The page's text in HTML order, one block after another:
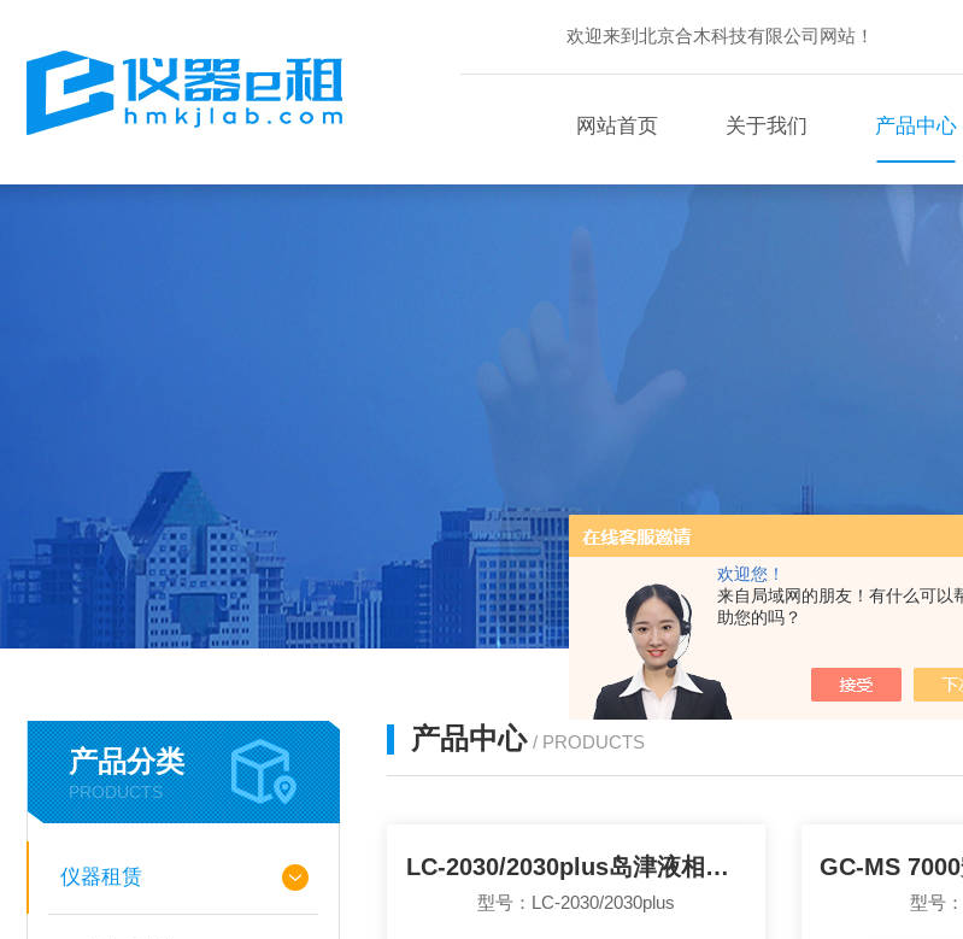
欢迎您！
来自局域网的朋友！有什么可以
助您的吗？
欢迎来到北京合木科技有限公司网站！
网站首页 关于我们 产品中心
产品分类
PRODUCTS
仪器租赁
产品中心 / PRODUCTS
LC-2030/2030plus岛津液相色谱租赁
型号：LC-2030/2030plus 型号